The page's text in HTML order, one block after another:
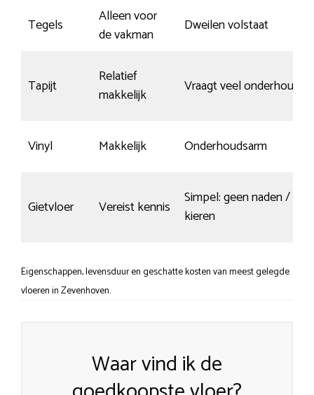
Tegels
Alleen voor
de vakman
Dweilen volstaat
Tapijt
Relatief
makkelijk
Vraagt veel onderhoud
Vinyl Makkelijk Onderhoudsarm
Gietvloer Vereist kennis
Simpel: geen naden /
kieren
Eigenschappen, levensduur en geschatte kosten van meest gelegde
vloeren in Zevenhoven.
Waar vind ik de